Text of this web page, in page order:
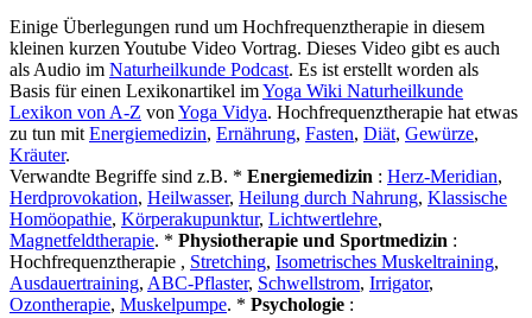
Einige Überlegungen rund um Hochfrequenztherapie in diesem
kleinen kurzen Youtube Video Vortrag. Dieses Video gibt es auch
als Audio im Naturheilkunde Podcast. Es ist erstellt worden als
Basis für einen Lexikonartikel imYoga Wiki Naturheilkunde
Lexikon von A-Z von Yoga Vidya. Hochfrequenztherapie hat etwas
zu tun mit Energiemedizin, Ernährung, Fasten, Diät, Gewürze,
Kräuter.
Verwandte Begriffe sind z.B. * Energiemedizin : Herz-Meridian,
Herdprovokation, Heilwasser, Heilung durch Nahrung, Klassische
Homöopathie, Körperakupunktur, Lichtwertlehre,
Magnetfeldtherapie. * Physiotherapie und Sportmedizin :
Hochfrequenztherapie , Stretching, Isometrisches Muskeltraining,
Ausdauertraining, ABC-Pflaster, Schwellstrom, Irrigator,
Ozontherapie, Muskelpumpe. * Psychologie :